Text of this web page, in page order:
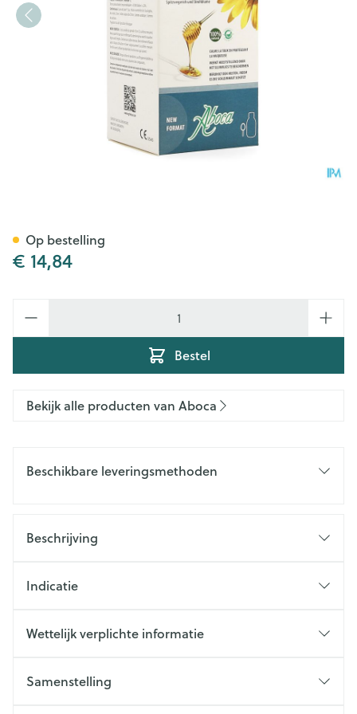
€ 14,84
Bestel
Op bestelling
Bekijk alle producten van Aboca
Beschikbare leveringsmethoden
Beschrijving
Indicatie
Wettelijk verplichte informatie
Samenstelling